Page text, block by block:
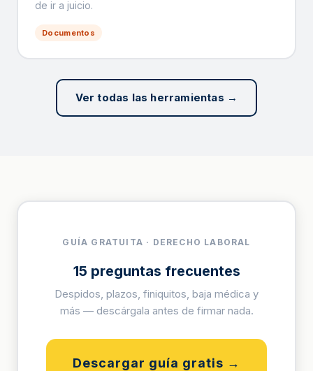
de ir a juicio.
Documentos
Ver todas las herramientas →
GUÍA GRATUITA · DERECHO LABORAL
15 preguntas frecuentes
Despidos, plazos, finiquitos, baja médica y
más — descárgala antes de firmar nada.
Descargar guía gratis →